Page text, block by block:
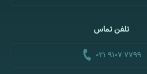
تلفن تماس
021 9107 7799